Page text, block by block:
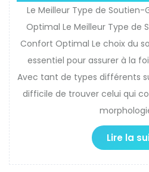
Le Meilleur Type de
Optimal Le Meilleur Type de
Confort Optimal Le choix du
essentiel pour assurer à la
Avec tant de types différents
difficile de trouver celui qui
Lire la